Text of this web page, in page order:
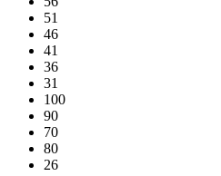
51
46
41
36
31
100
90
70
80
26